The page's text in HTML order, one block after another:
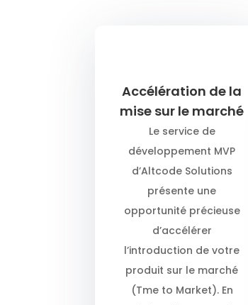
Accélération de la
mise sur le marché
Le service de
développement MVP
d’Altcode Solutions
présente une
opportunité précieuse
d’accélérer
l’introduction de votre
produit sur le marché
(Tme to Market). En